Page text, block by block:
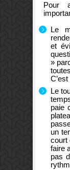
Pour
Le
et
»
Le
paie
un
court
faire
pas